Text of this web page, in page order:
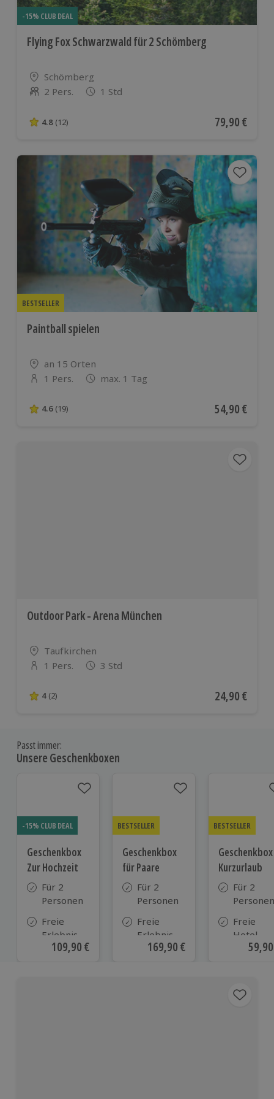
-15% CLUB DEAL
Flying Fox Schwarzwald für 2 Schömberg
Standort
Schömberg
Anzahl der Teilnehmer
2 Pers. 1 Std
4.8 von 5 Sternen basierend auf 12 Bewertungen
4.8 (12) Aktueller
79,90 €
BESTSELLER
Paintball spielen
Standort
an 15 Orten
Anzahl der Teilnehmer
1 Pers. max. 1 Tag
4.6 von 5 Sternen basierend auf 19 Bewertungen
4.6 (19) Aktueller
54,90 €
Outdoor Park - Arena München
Standort
Taufkirchen
Anzahl der Teilnehmer
1 Pers. 3 Std
4 von 5 Sternen basierend auf 2 Bewertungen
4 (2) Aktueller
24,90 €
Passt immer:
Unsere Geschenkboxen
-15% CLUB DEAL
Geschenkbox
Zur Hochzeit
Für 2
Personen
Freie
Erlebnis-
Auswahl
Aktueller Preis
109,90 €
BESTSELLER
Geschenkbox
für Paare
Für 2
Personen
Freie
Erlebnis-
Auswahl
Aktueller Preis
169,90 €
BESTSELLER
Geschenkbox
Kurzurlaub
Für 2
Personen
Freie
Hotel-
Auswahl